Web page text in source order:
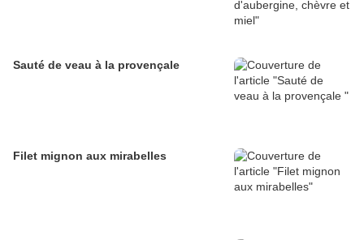
Sauté de veau à la provençale
Filet mignon aux mirabelles